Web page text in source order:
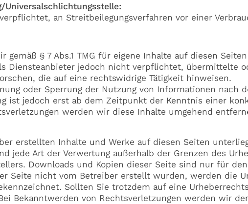
Universalschlichtungsstelle:
an Streitbeilegungsverfahren vor einer
gemäß § 7 Abs.1 TMG für eigene Inhalte auf diesen
Diensteanbieter jedoch nicht verpflichtet, übermittelte
die auf eine rechtswidrige Tätigkeit hinweisen.
oder Sperrung der Nutzung von Informationen nach
ist jedoch erst ab dem Zeitpunkt der Kenntnis einer
werden wir diese Inhalte umgehend
erstellten Inhalte und Werke auf diesen Seiten
jede Art der Verwertung außerhalb der Grenzen des
Downloads und Kopien dieser Seite sind nur für
Seite nicht vom Betreiber erstellt wurden, werden die
Sollten Sie trotzdem auf eine
Bekanntwerden von Rechtsverletzungen werden wir